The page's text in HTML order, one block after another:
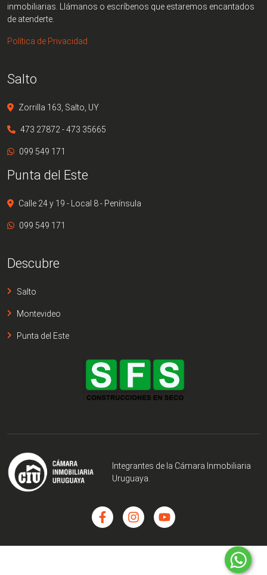
inmobiliarias. Llámanos o escríbenos que estaremos encantados
de atenderte.
Política de Privacidad
Salto
Zorrilla 163, Salto, UY
473 27872 - 473 35665
099 549 171
Punta del Este
Calle 24 y 19 - Local 8 - Península
099 549 171
Descubre
Salto
Montevideo
Punta del Este
Integrantes de la Cámara Inmobiliaria
Uruguaya.